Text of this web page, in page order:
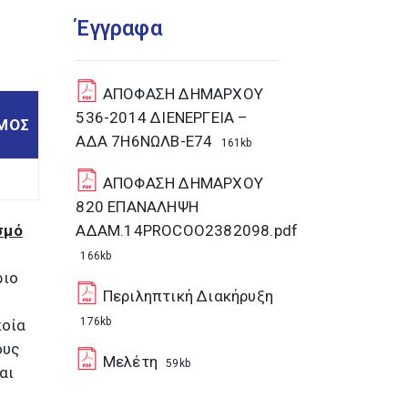
Έγγραφα
ΑΠΟΦΑΣΗ ΔΗΜΑΡΧΟΥ
536-2014 ΔΙΕΝΕΡΓΕΙΑ –
ΑΔΑ 7Η6ΝΩΛΒ-Ε74
161kb
ΑΠΟΦΑΣΗ ΔΗΜΑΡΧΟΥ
820 ΕΠΑΝΑΛΗΨΗ
ΑΔΑΜ.14PROCOO2382098.pdf
166kb
Περιληπτική Διακήρυξη
176kb
Μελέτη 59kb